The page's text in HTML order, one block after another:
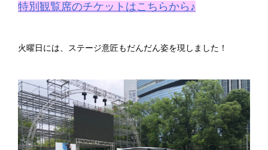
特別観覧席のチケットはこちらから♪
火曜日には、ステージ意匠もだんだん姿を現しました！